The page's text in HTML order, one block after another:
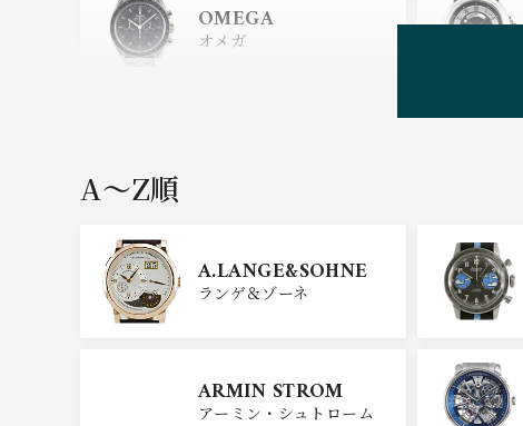
OMEGA
オメガ
X
ジラール・ペルゴ
カルティエ
A〜Z順
A.LANGE&SOHNE
ランゲ＆ゾーネ
ARMIN STROM
アーミン・シュトローム